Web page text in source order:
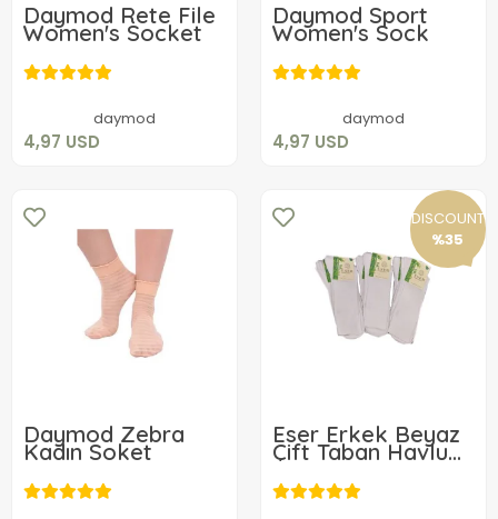
Daymod Rete File
Women's Socket
daymod
4,97 USD
4,97 USD
Daymod Sport
Women's Sock
daymod
4,97 USD
4,97 USD
Daymod Zebra
Kadın Soket
4,97 USD
DISCOUNT
%35
Eser Erkek Beyaz
Çift Taban Havlu
Çorap 3 Adet
2,11 USD